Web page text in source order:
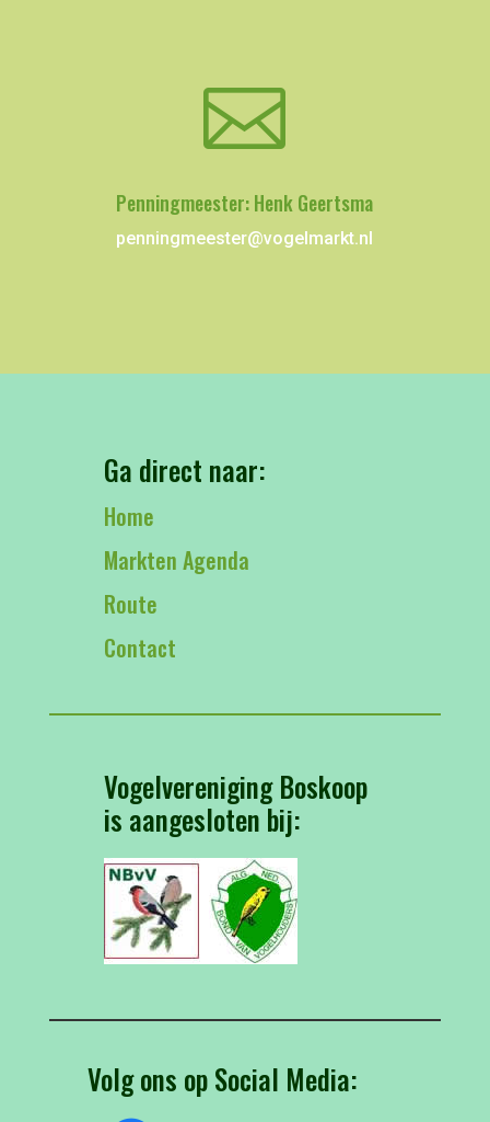

Penningmeester: Henk Geertsma
penningmeester@vogelmarkt.nl
Ga direct naar:
Home
Markten Agenda
Route
Contact
Vogelvereniging Boskoop
is aangesloten bij:
Volg ons op Social Media: